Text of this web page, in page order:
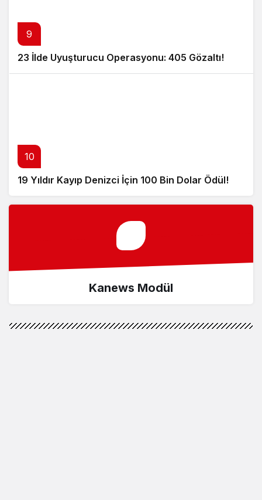
9
23 İlde Uyuşturucu Operasyonu: 405 Gözaltı!
10
19 Yıldır Kayıp Denizci İçin 100 Bin Dolar Ödül!
Kanews Modül